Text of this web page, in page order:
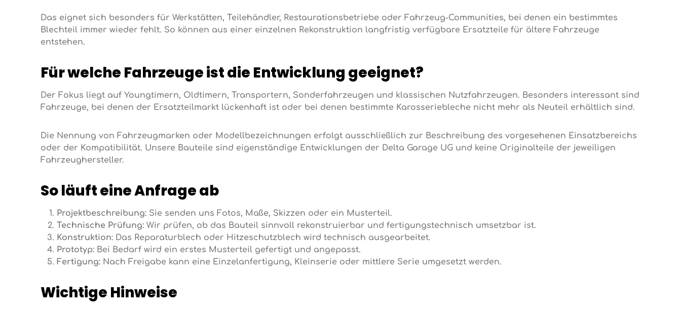
Das eignet sich besonders für Werkstätten, Teilehändler, Restaurationsbetriebe oder Fahrzeug-Communities, bei denen ein bestimmtes
Blechteil immer wieder fehlt. So können aus einer einzelnen Rekonstruktion langfristig verfügbare Ersatzteile für ältere Fahrzeuge
entstehen.
Für welche Fahrzeuge ist die Entwicklung geeignet?
Der Fokus liegt auf Youngtimern, Oldtimern, Transportern, Sonderfahrzeugen und klassischen Nutzfahrzeugen. Besonders interessant sind
Fahrzeuge, bei denen der Ersatzteilmarkt lückenhaft ist oder bei denen bestimmte Karosseriebleche nicht mehr als Neuteil erhältlich sind.
Die Nennung von Fahrzeugmarken oder Modellbezeichnungen erfolgt ausschließlich zur Beschreibung des vorgesehenen Einsatzbereichs
oder der Kompatibilität. Unsere Bauteile sind eigenständige Entwicklungen der Delta Garage UG und keine Originalteile der jeweiligen
Fahrzeughersteller.
So läuft eine Anfrage ab
Projektbeschreibung: Sie senden uns Fotos, Maße, Skizzen oder ein Musterteil.
Technische Prüfung: Wir prüfen, ob das Bauteil sinnvoll rekonstruierbar und fertigungstechnisch umsetzbar ist.
Konstruktion: Das Reparaturblech oder Hitzeschutzblech wird technisch ausgearbeitet.
Prototyp: Bei Bedarf wird ein erstes Musterteil gefertigt und angepasst.
Fertigung: Nach Freigabe kann eine Einzelanfertigung, Kleinserie oder mittlere Serie umgesetzt werden.
Wichtige Hinweise